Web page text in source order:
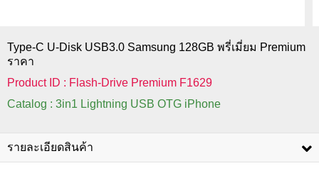
Type-C U-Disk USB3.0 Samsung 128GB พรี่เมี่ยม Premium
ราคา
Product ID : Flash-Drive Premium F1629
Catalog : 3in1 Lightning USB OTG iPhone
รายละเอียดสินค้า